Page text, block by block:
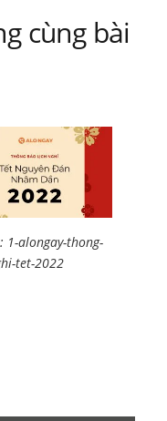
cùng bài
1-alongay-thong-
tet-2022